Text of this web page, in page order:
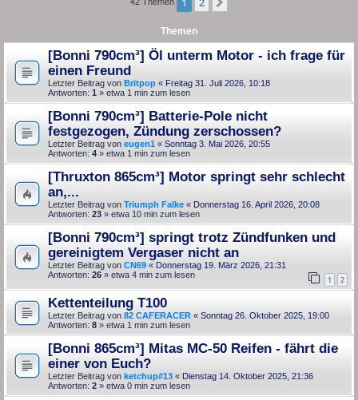
Themen
[Bonni 790cm³] Öl unterm Motor - ich frage für
einen Freund
Letzter Beitrag von Britpop « Freitag 31. Juli 2026, 10:18
Antworten: 1 » etwa 1 min zum lesen
[Bonni 790cm³] Batterie-Pole nicht
festgezogen, Zündung zerschossen?
Letzter Beitrag von eugen1 « Sonntag 3. Mai 2026, 20:55
Antworten: 4 » etwa 1 min zum lesen
[Thruxton 865cm³] Motor springt sehr schlecht
an,...
Letzter Beitrag von Triumph Falke « Donnerstag 16. April 2026, 20:08
Antworten: 23 » etwa 10 min zum lesen
[Bonni 790cm³] springt trotz Zündfunken und
gereinigtem Vergaser nicht an
Letzter Beitrag von CN69 « Donnerstag 19. März 2026, 21:31
Antworten: 26 1 2
» etwa 4 min zum lesen
Kettenteilung T100
Letzter Beitrag von 82 CAFERACER « Sonntag 26. Oktober 2025, 19:00
Antworten: 8 » etwa 1 min zum lesen
[Bonni 865cm³] Mitas MC-50 Reifen - fährt die
einer von Euch?
Letzter Beitrag von ketchup#13 « Dienstag 14. Oktober 2025, 21:36
Antworten: 2 » etwa 0 min zum lesen